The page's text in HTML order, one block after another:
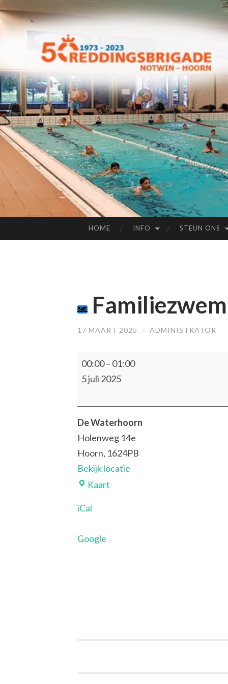
NAAR
HOME INFO STEUN ONS
17 MAART 2025 / ADMINISTRATOR
Familiezwemmen
00:00– 01:00
5 juli 2025
De Waterhoorn
Holenweg 14e
Hoorn, 1624PB
Bekijk locatie
Kaart
iCal
Google